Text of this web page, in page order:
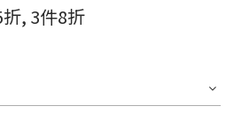
, 3件8折